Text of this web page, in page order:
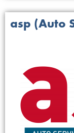
asp (Auto